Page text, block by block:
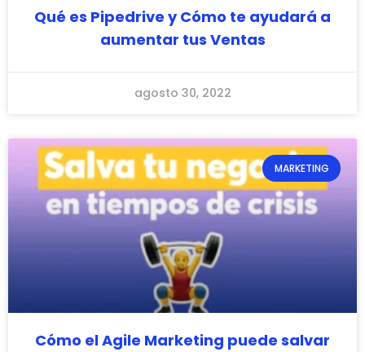
Qué es Pipedrive y Cómo te ayudará a
aumentar tus Ventas
agosto 30, 2022
MARKETING
Cómo el Agile Marketing puede salvar